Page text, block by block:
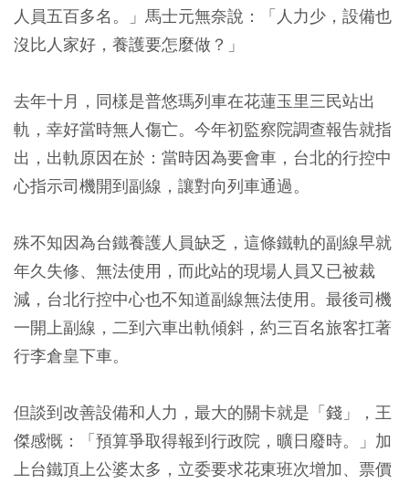
人員五百多名。」馬士元無奈說：「人力少，設備也
沒比人家好，養護要怎麼做？」
去年十月，同樣是普悠瑪列車在花蓮玉里三民站出
軌，幸好當時無人傷亡。今年初監察院調查報告就指
出，出軌原因在於：當時因為要會車，台北的行控中
心指示司機開到副線，讓對向列車通過。
殊不知因為台鐵養護人員缺乏，這條鐵軌的副線早就
年久失修、無法使用，而此站的現場人員又已被裁
減，台北行控中心也不知道副線無法使用。最後司機
一開上副線，二到六車出軌傾斜，約三百名旅客扛著
行李倉皇下車。
但談到改善設備和人力，最大的關卡就是「錢」，王
傑感慨：「預算爭取得報到行政院，曠日廢時。」加
上台鐵頂上公婆太多，立委要求花東班次增加、票價